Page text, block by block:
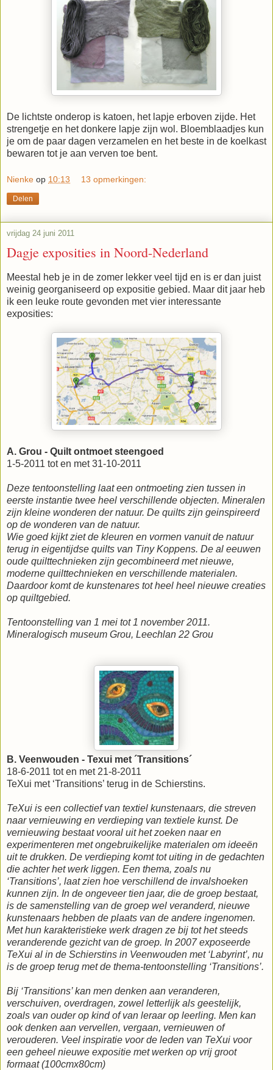
De lichtste onderop is katoen, het lapje erboven zijde. Het
strengetje en het donkere lapje zijn wol. Bloemblaadjes kun
je om de paar dagen verzamelen en het beste in de koelkast
bewaren tot je aan verven toe bent.
Nienke op 10:13 13 opmerkingen:
Delen
vrijdag 24 juni 2011
Dagje exposities in Noord-Nederland
Meestal heb je in de zomer lekker veel tijd en is er dan juist
weinig georganiseerd op expositie gebied. Maar dit jaar heb
ik een leuke route gevonden met vier interessante
exposities:
A. Grou - Quilt ontmoet steengoed
1-5-2011 tot en met 31-10-2011
Deze tentoonstelling laat een ontmoeting zien tussen in
eerste instantie twee heel verschillende objecten. Mineralen
zijn kleine wonderen der natuur. De quilts zijn geinspireerd
op de wonderen van de natuur.
Wie goed kijkt ziet de kleuren en vormen vanuit de natuur
terug in eigentijdse quilts van Tiny Koppens. De al eeuwen
oude quilttechnieken zijn gecombineerd met nieuwe,
moderne quilttechnieken en verschillende materialen.
Daardoor komt de kunstenares tot heel heel nieuwe creaties
op quiltgebied.
Tentoonstelling van 1 mei tot 1 november 2011.
Mineralogisch museum Grou, Leechlan 22 Grou
B. Veenwouden - Texui met ´Transitions´
18-6-2011 tot en met 21-8-2011
TeXui met ‘Transitions’ terug in de Schierstins.
TeXui is een collectief van textiel kunstenaars, die streven
naar vernieuwing en verdieping van textiele kunst. De
vernieuwing bestaat vooral uit het zoeken naar en
experimenteren met ongebruikelijke materialen om ideeën
uit te drukken. De verdieping komt tot uiting in de gedachten
die achter het werk liggen. Een thema, zoals nu
‘Transitions’, laat zien hoe verschillend de invalshoeken
kunnen zijn. In de ongeveer tien jaar, die de groep bestaat,
is de samenstelling van de groep wel veranderd, nieuwe
kunstenaars hebben de plaats van de andere ingenomen.
Met hun karakteristieke werk dragen ze bij tot het steeds
veranderende gezicht van de groep. In 2007 exposeerde
TeXui al in de Schierstins in Veenwouden met ‘Labyrint’, nu
is de groep terug met de thema-tentoonstelling ‘Transitions’.
Bij ‘Transitions’ kan men denken aan veranderen,
verschuiven, overdragen, zowel letterlijk als geestelijk,
zoals van ouder op kind of van leraar op leerling. Men kan
ook denken aan vervellen, vergaan, vernieuwen of
verouderen. Veel inspiratie voor de leden van TeXui voor
een geheel nieuwe expositie met werken op vrij groot
formaat (100cmx80cm)